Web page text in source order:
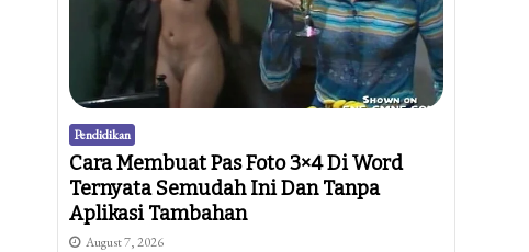
Pendidikan
Cara Membuat Pas Foto 3×4 Di Word
Ternyata Semudah Ini Dan Tanpa
Aplikasi Tambahan
August 7, 2026